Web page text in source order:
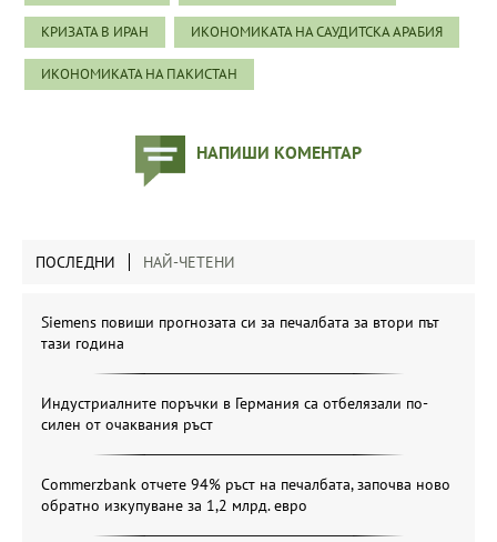
КРИЗАТА В ИРАН ИКОНОМИКАТА НА САУДИТСКА АРАБИЯ
ИКОНОМИКАТА НА ПАКИСТАН
НАПИШИ КОМЕНТАР
ПОСЛЕДНИ НАЙ-ЧЕТЕНИ
Siemens повиши прогнозата си за печалбата за втори път
тази година
Индустриалните поръчки в Германия са отбелязали по-
силен от очаквания ръст
Commerzbank отчете 94% ръст на печалбата, започва ново
обратно изкупуване за 1,2 млрд. евро